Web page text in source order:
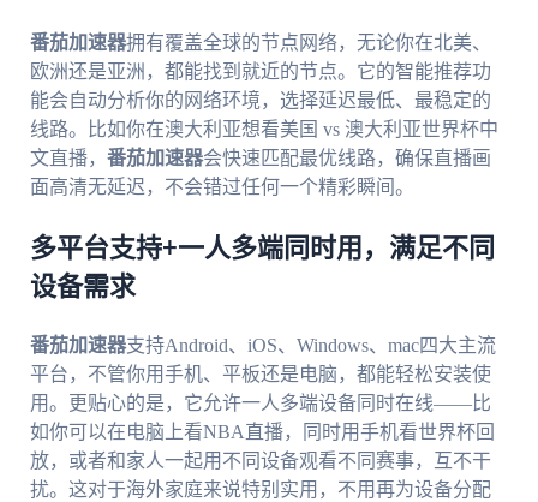
番茄加速器拥有覆盖全球的节点网络，无论你在北美、
欧洲还是亚洲，都能找到就近的节点。它的智能推荐功
能会自动分析你的网络环境，选择延迟最低、最稳定的
线路。比如你在澳大利亚想看美国 vs 澳大利亚世界杯中
文直播， 番茄加速器会快速匹配最优线路，确保直播画
面高清无延迟，不会错过任何一个精彩瞬间。
多平台支持+一人多端同时用，满足不同
设备需求
番茄加速器支持Android、iOS、Windows、mac四大主流
平台，不管你用手机、平板还是电脑，都能轻松安装使
用。更贴心的是，它允许一人多端设备同时在线——比
如你可以在电脑上看NBA直播，同时用手机看世界杯回
放，或者和家人一起用不同设备观看不同赛事，互不干
扰。这对于海外家庭来说特别实用，不用再为设备分配